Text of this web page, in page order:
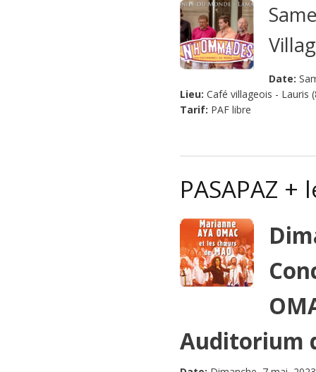
Date:
Lieu: Café villageois - Lauris
Tarif: PAF libre
PASAPAZ
Auditorium